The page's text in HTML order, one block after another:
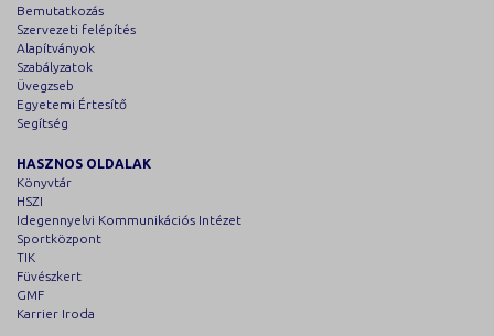
Bemutatkozás
Szervezeti felépítés
Alapítványok
Szabályzatok
Üvegzseb
Egyetemi Értesítő
Segítség
HASZNOS OLDALAK
Könyvtár
HSZI
Idegennyelvi Kommunikációs Intézet
Sportközpont
TIK
Füvészkert
GMF
Karrier Iroda